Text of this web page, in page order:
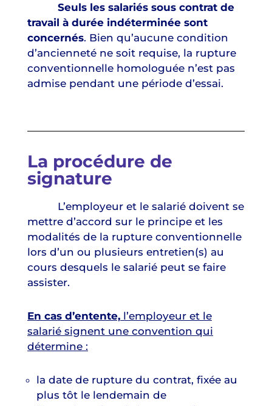
Seuls les salariés sous contrat de
travail à durée indéterminée sont
concernés. Bien qu’aucune condition
d’ancienneté ne soit requise, la rupture
conventionnelle homologuée n’est pas
admise pendant une période d’essai.
La procédure de
signature
L’employeur et le salarié doivent se
mettre d’accord sur le principe et les
modalités de la rupture conventionnelle
lors d’un ou plusieurs entretien(s) au
cours desquels le salarié peut se faire
assister.
En cas d’entente, l’employeur et le
salarié signent une convention qui
détermine :
la date de rupture du contrat, fixée au
plus tôt le lendemain de